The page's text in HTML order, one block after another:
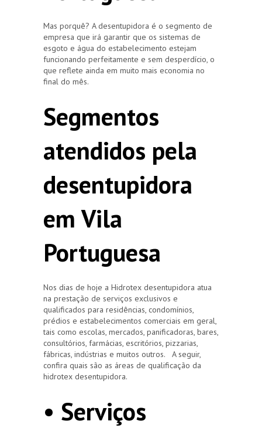
Mas porquê? A desentupidora é o segmento de
empresa que irá garantir que os sistemas de
esgoto e água do estabelecimento estejam
funcionando perfeitamente e sem desperdício, o
que reflete ainda em muito mais economia no
final do mês.
Segmentos
atendidos pela
desentupidora
em Vila
Portuguesa
Nos dias de hoje a Hidrotex desentupidora atua
na prestação de serviços exclusivos e
qualificados para residências, condomínios,
prédios e estabelecimentos comerciais em geral,
tais como escolas, mercados, panificadoras, bares,
consultórios, farmácias, escritórios, pizzarias,
fábricas, indústrias e muitos outros. A seguir,
confira quais são as áreas de qualificação da
hidrotex desentupidora.
• Serviços